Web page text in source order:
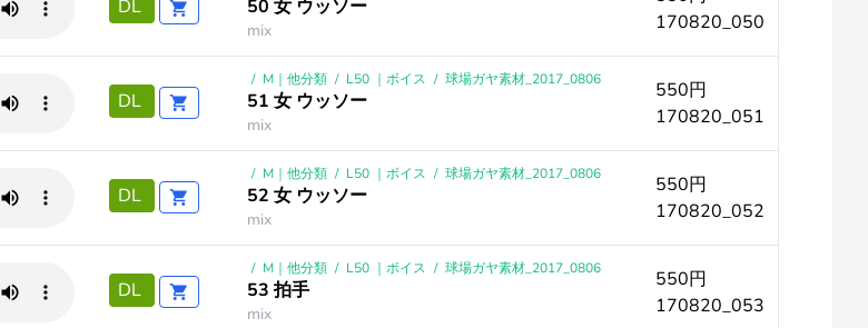
DL 50 女 ウッソー
mix
170820_050
DL
/ M｜他分類 / L50 ｜ボイス / 球場ガヤ素材_2017_0806
51 女 ウッソー
mix
550円
170820_051
DL
/ M｜他分類 / L50 ｜ボイス / 球場ガヤ素材_2017_0806
52 女 ウッソー
mix
550円
170820_052
DL
/ M｜他分類 / L50 ｜ボイス / 球場ガヤ素材_2017_0806
53 拍手
mix
550円
170820_053